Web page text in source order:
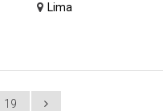
Lima
19